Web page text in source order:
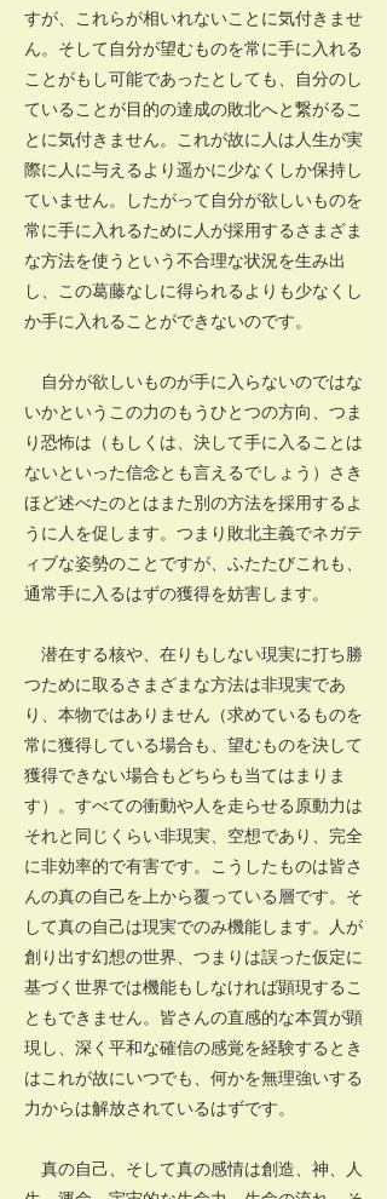
すが、これらが相いれないことに気付きませ
ん。そして自分が望むものを常に手に入れる
ことがもし可能であったとしても、自分のし
ていることが目的の達成の敗北へと繋がるこ
とに気付きません。これが故に人は人生が実
際に人に与えるより遥かに少なくしか保持し
ていません。したがって自分が欲しいものを
常に手に入れるために人が採用するさまざま
な方法を使うという不合理な状況を生み出
し、この葛藤なしに得られるよりも少なくし
か手に入れることができないのです。
自分が欲しいものが手に入らないのではな
いかというこの力のもうひとつの方向、つま
り恐怖は（もしくは、決して手に入ることは
ないといった信念とも言えるでしょう）さき
ほど述べたのとはまた別の方法を採用するよ
うに人を促します。つまり敗北主義でネガテ
ィブな姿勢のことですが、ふたたびこれも、
通常手に入るはずの獲得を妨害します。
潜在する核や、在りもしない現実に打ち勝
つために取るさまざまな方法は非現実であ
り、本物ではありません（求めているものを
常に獲得している場合も、望むものを決して
獲得できない場合もどちらも当てはまりま
す）。すべての衝動や人を走らせる原動力は
それと同じくらい非現実、空想であり、完全
に非効率的で有害です。こうしたものは皆さ
んの真の自己を上から覆っている層です。そ
して真の自己は現実でのみ機能します。人が
創り出す幻想の世界、つまりは誤った仮定に
基づく世界では機能もしなければ顕現するこ
ともできません。皆さんの直感的な本質が顕
現し、深く平和な確信の感覚を経験するとき
はこれが故にいつでも、何かを無理強いする
力からは解放されているはずです。
真の自己、そして真の感情は創造、神、人